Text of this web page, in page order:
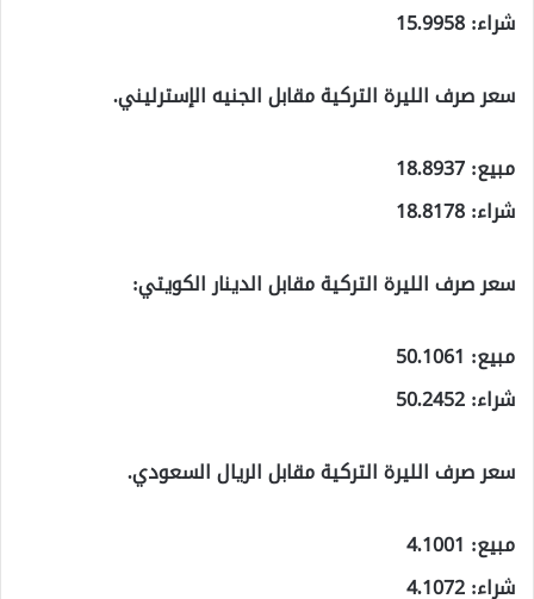
شراء: 15.9958
سعر صرف الليرة التركية مقابل الجنيه الإسترليني.
مبيع: 18.8937
شراء: 18.8178
سعر صرف الليرة التركية مقابل الدينار الكويتي:
مبيع: 50.1061
شراء: 50.2452
سعر صرف الليرة التركية مقابل الريال السعودي.
مبيع: 4.1001
شراء: 4.1072